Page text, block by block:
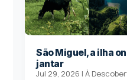
São Miguel, a ilha
jantar
Jul 29, 2026 |À